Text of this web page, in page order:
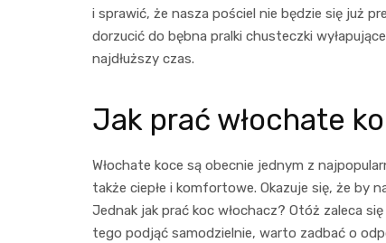
i sprawić, że nasza pościel nie będzie się już
dorzucić do bębna pralki chusteczki
najdłuższy czas.
Jak prać włochate
Włochate koce są obecnie jednym z
także ciepłe i komfortowe. Okazuje się, że by
Jednak jak prać koc włochacz? Otóż zaleca
tego podjąć samodzielnie, warto zadbać o